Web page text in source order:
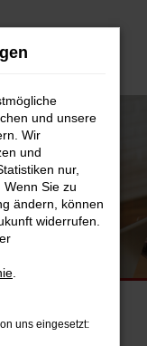
und unsere
Wir
und
nur,
Sie zu
ändern, können
widerrufen.
uns eingesetzt: